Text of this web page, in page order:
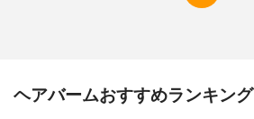
ヘアバームおすすめランキング